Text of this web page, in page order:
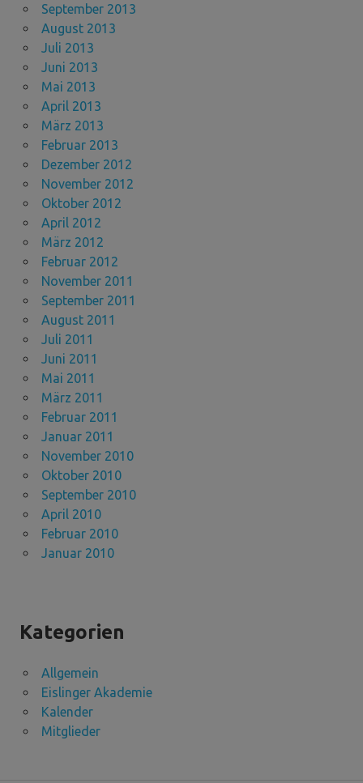
September 2013
August 2013
Juli 2013
Juni 2013
Mai 2013
April 2013
März 2013
Februar 2013
Dezember 2012
November 2012
Oktober 2012
April 2012
März 2012
Februar 2012
November 2011
September 2011
August 2011
Juli 2011
Juni 2011
Mai 2011
März 2011
Februar 2011
Januar 2011
November 2010
Oktober 2010
September 2010
April 2010
Februar 2010
Januar 2010
Kategorien
Allgemein
Eislinger Akademie
Kalender
Mitglieder